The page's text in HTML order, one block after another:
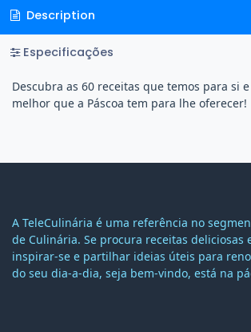
Description
Especificações
Descubra as 60 receitas que temos para si
melhor que a Páscoa tem para lhe oferecer!
A TeleCulinária é uma referência no
de Culinária. Se procura receitas deliciosas
inspirar-se e partilhar ideias úteis para
do seu dia-a-dia, seja bem-vindo, está na